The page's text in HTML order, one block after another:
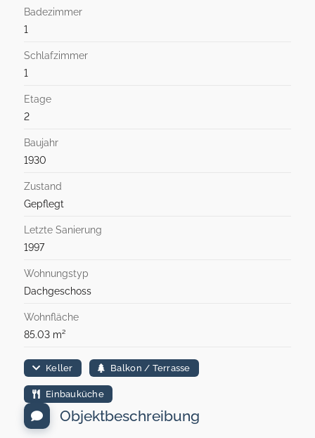
Badezimmer
1
Schlafzimmer
1
Etage
2
Baujahr
1930
Zustand
Gepflegt
Letzte Sanierung
1997
Wohnungstyp
Dachgeschoss
Wohnfläche
85.03 m²
Keller Balkon / Terrasse
Einbauküche
Objektbeschreibung